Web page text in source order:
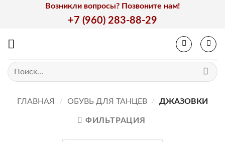
Возникли вопросы? Позвоните нам!
+7 (960) 283-88-29
Искать:
ГЛАВНАЯ / ОБУВЬ ДЛЯ ТАНЦЕВ / ДЖАЗОВКИ
ФИЛЬТРАЦИЯ